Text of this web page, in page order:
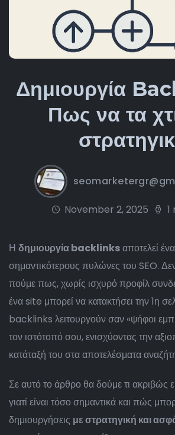
Δημιουργία
Πως να τα
November 2, 2025
Η δημιουργία backlinksαποτελεί
σημαντικότερους πυλώνες του SEO.
πούμε πως, χωρίς ισχυρό προφίλ
ένα site μπορεί να κατακτήσει την 1η
backlinks λειτουργούν σαν «ψήφοι
τον ιστότοπό σου, ενισχύοντας την
κατάταξή του στα αποτελέσματα
Σε αυτό το άρθρο θα δούμε τι ακριβώς
γιατί είναι τόσο σημαντικά και πώς
δημιουργήσεις με στρατηγική και